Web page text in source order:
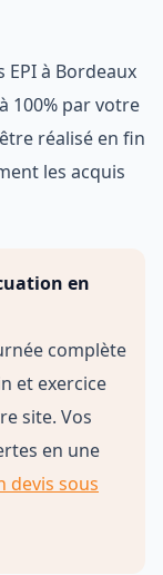
à Bordeaux
100% par votre
réalisé en fin
les acquis
en
complète
et exercice
site. Vos
en une
devis sous